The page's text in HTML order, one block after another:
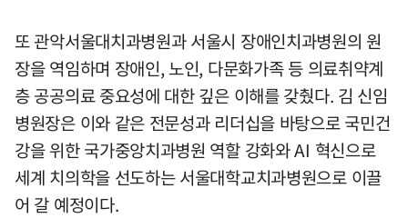
또 관악서울대치과병원과 서울시 장애인치과병원의 원
장을 역임하며 장애인, 노인, 다문화가족 등 의료취약계
층 공공의료 중요성에 대한 깊은 이해를 갖췄다. 김 신임
병원장은 이와 같은 전문성과 리더십을 바탕으로 국민건
강을 위한 국가중앙치과병원 역할 강화와 AI 혁신으로
세계 치의학을 선도하는 서울대학교치과병원으로 이끌
어 갈 예정이다.